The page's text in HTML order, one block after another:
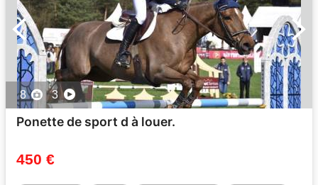
8 3
Ponette de sport d à louer.
450 €